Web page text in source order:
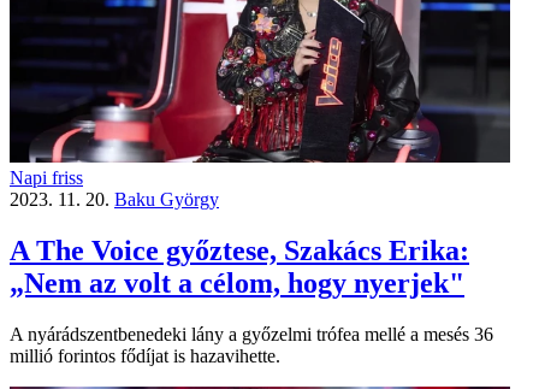
Napi friss
2023. 11. 20. Baku György
A The Voice győztese, Szakács Erika:
„Nem az volt a célom, hogy nyerjek"
A nyárádszentbenedeki lány a győzelmi trófea mellé a mesés 36
millió forintos fődíjat is hazavihette.